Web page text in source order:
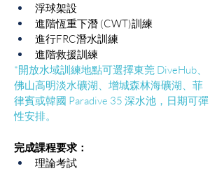
浮球架設
進階恆重下潛 (CWT)訓練
進行FRC潛水訓練
進階救援訓練
*開放水域訓練地點可選擇東莞 DiveHub、
佛山高明淡水礦湖、增城森林海礦湖、菲
律賓或韓國 Paradive 35 深水池，日期可彈
性安排。
完成課程要求：
理論考試